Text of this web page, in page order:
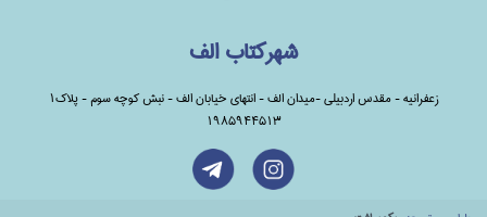
شهرکتاب الف
زعفرانیه - مقدس اردبیلی -میدان الف - انتهای خیابان الف - نبش کوچه سوم - پلاک1
1985944513